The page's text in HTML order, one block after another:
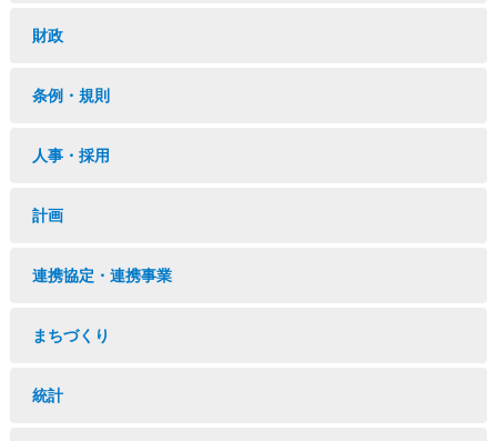
財政
条例・規則
人事・採用
計画
連携協定・連携事業
まちづくり
統計